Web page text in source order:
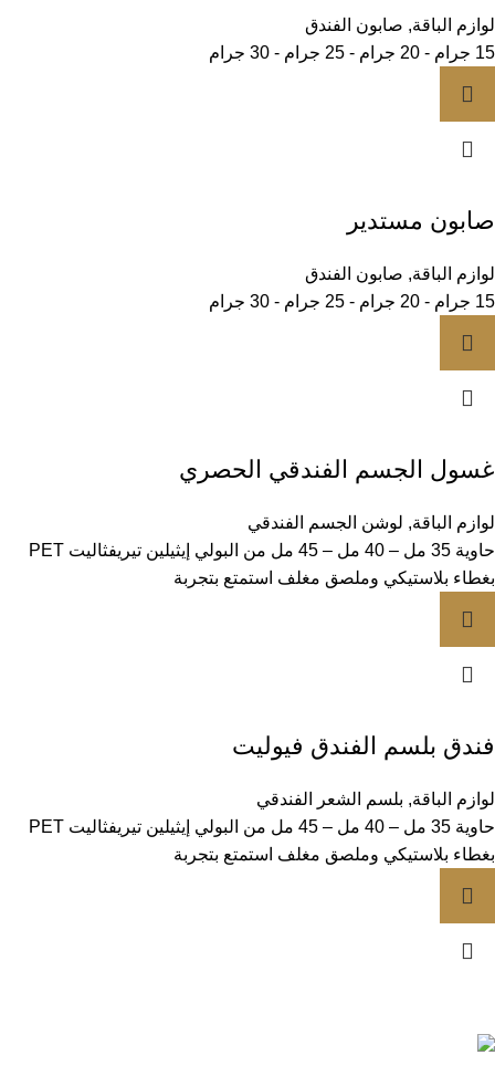
لوازم الباقة, صابون الفندق
15 جرام - 20 جرام - 25 جرام - 30 جرام
صابون مستدير
لوازم الباقة, صابون الفندق
15 جرام - 20 جرام - 25 جرام - 30 جرام
غسول الجسم الفندقي الحصري
لوازم الباقة, لوشن الجسم الفندقي
حاوية 35 مل – 40 مل – 45 مل من البولي إيثيلين تيريفثاليت PET
بغطاء بلاستيكي وملصق مغلف استمتع بتجربة
فندق بلسم الفندق فيوليت
لوازم الباقة, بلسم الشعر الفندقي
حاوية 35 مل – 40 مل – 45 مل من البولي إيثيلين تيريفثاليت PET
بغطاء بلاستيكي وملصق مغلف استمتع بتجربة